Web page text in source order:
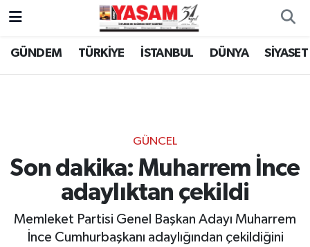
GÜNDEM TÜRKİYE İSTANBUL DÜNYA SİYASET
GÜNCEL
Son dakika: Muharrem İnce
adaylıktan çekildi
Memleket Partisi Genel Başkan Adayı Muharrem
İnce Cumhurbaşkanı adaylığından çekildiğini